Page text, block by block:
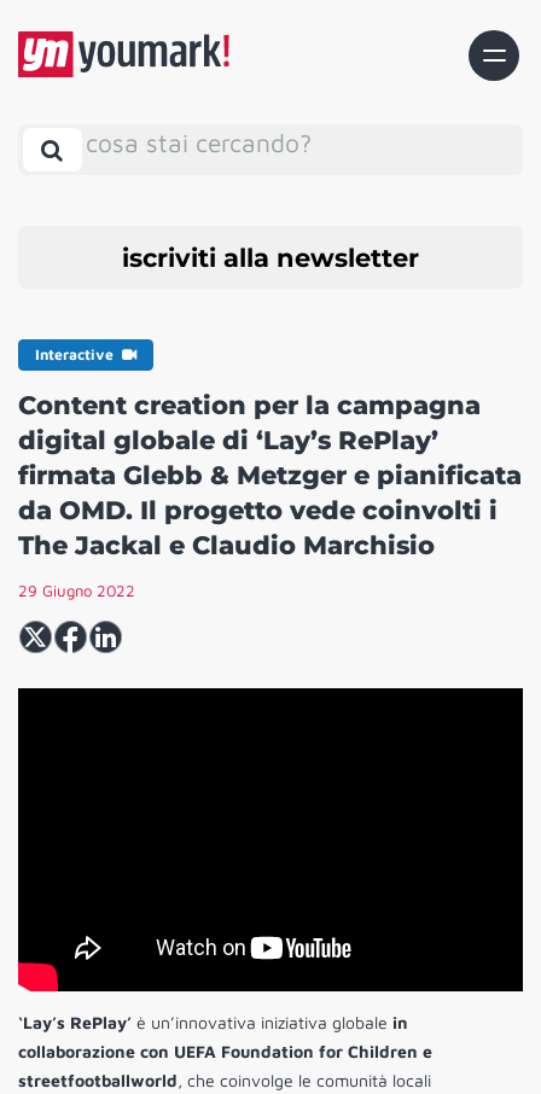
cosa stai cercando?
iscriviti alla newsletter
Interactive
Content creation per la campagna
digital globale di ‘Lay’s RePlay’
firmata Glebb & Metzger e pianificata
da OMD. Il progetto vede coinvolti i
The Jackal e Claudio Marchisio
29 Giugno 2022
‘Lay’s RePlay’ è un’innovativa iniziativa globale in
collaborazione con UEFA Foundation for Children e
streetfootballworld, che coinvolge le comunità locali